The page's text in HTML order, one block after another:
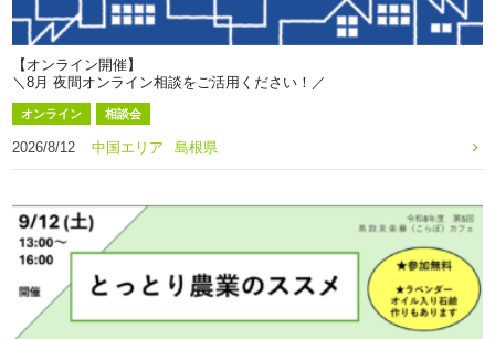
【オンライン開催】
＼8月 夜間オンライン相談をご活用ください！／
オンライン 相談会
2026/8/12 中国エリア 島根県